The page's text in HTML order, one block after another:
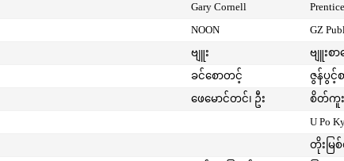
Gary Cornell
NOON GZ
ဗျူး ဗျူးစာ
ခင်စောတင့် ဇွန်ပွ
ဖေမောင်တင်၊ ဦး စိတ်ကူး
U Po
တိုးမြ